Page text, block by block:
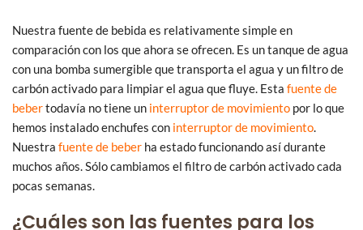
Nuestra fuente de bebida es relativamente simple en
comparación con los que ahora se ofrecen. Es un tanque de agua
con una bomba sumergible que transporta el agua y un filtro de
carbón activado para limpiar el agua que fluye. Esta fuente de
bebertodavía no tiene un interruptor de movimiento por lo que
hemos instalado enchufes con interruptor de movimiento.
Nuestra fuente de beber ha estado funcionando así durante
muchos años. Sólo cambiamos el filtro de carbón activado cada
pocas semanas.
¿Cuáles son las fuentes para los